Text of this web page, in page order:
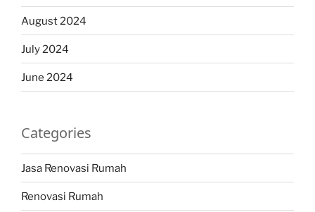
August 2024
July 2024
June 2024
Categories
Jasa Renovasi Rumah
Renovasi Rumah